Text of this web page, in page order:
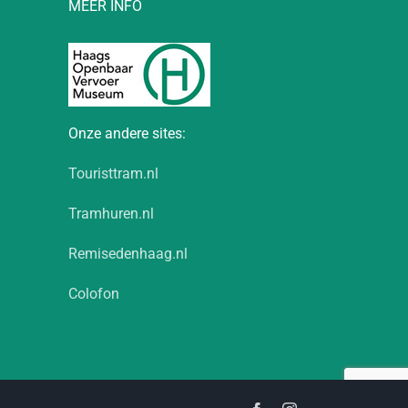
MEER INFO
Onze andere sites:
Touristtram.nl
Tramhuren.nl
Remisedenhaag.nl
Colofon